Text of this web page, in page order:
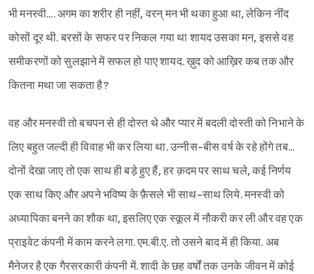
भी मनस्वी.... अगम का शरीर ही नहीं, वरन् मन भी थका हुआ था, लेकिन नींद
कोसों दूर थी. बरसों के सफर पर निकल गया था शायद उसका मन, इससे वह
समीकरणों को सुलझाने में सफल हो पाए शायद. ख़ुद को आख़िर कब तक और
कितना मथा जा सकता है?
वह और मनस्वी तो बचपन से ही दोस्त थे और प्यार में बदली दोस्ती को निभाने के
लिए बहुत जल्दी ही विवाह भी कर लिया था. उन्नीस-बीस वर्ष के रहे होंगे तब...
दोनों देखा जाए तो एक साथ ही बड़े हुए हैं, हर क़दम पर साथ चले, कई निर्णय
एक साथ किए और अपने भविष्य के फ़ैसले भी साथ-साथ लिये. मनस्वी को
अध्यापिका बनने का शौक था, इसलिए एक स्कूल में नौकरी कर ली और वह एक
प्राइवेट कंपनी में काम करने लगा. एम.बी.ए. तो उसने बाद में ही किया. अब
मैनेजर है एक गैरसरकारी कंपनी में. शादी के छह वर्षों तक उनके जीवन में कोई